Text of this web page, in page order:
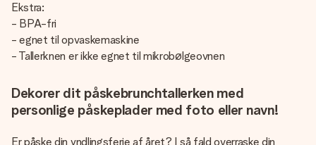
Ekstra:
- BPA-fri
- egnet til opvaskemaskine
- Tallerknen er ikke egnet til mikrobølgeovnen
Dekorer dit påskebrunchtallerken med
personlige påskeplader med foto eller navn!
Er påske din yndlingsferie af året? I så fald overraske din